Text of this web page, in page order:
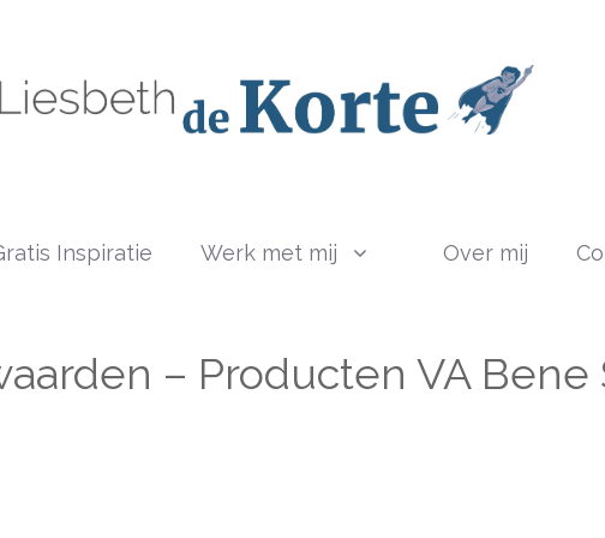
Inspiratie Werk met mij Over mij
– Producten VA Bene